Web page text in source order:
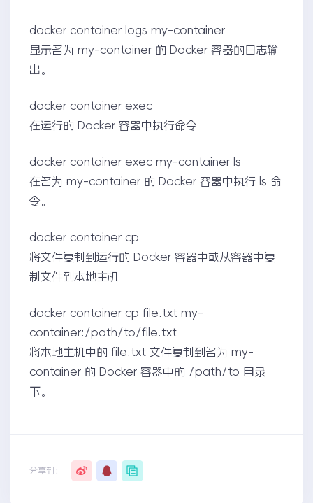
docker container logs my-container
显示名为 my-container 的 Docker 容器的日志输
出。
docker container exec
在运行的 Docker 容器中执行命令
docker container exec my-container ls
在名为 my-container 的 Docker 容器中执行 ls 命
令。
docker container cp
将文件复制到运行的 Docker 容器中或从容器中复
制文件到本地主机
docker container cp file.txt my-
container:/path/to/file.txt
将本地主机中的 file.txt 文件复制到名为 my-
container 的 Docker 容器中的 /path/to 目录
下。
分享到：